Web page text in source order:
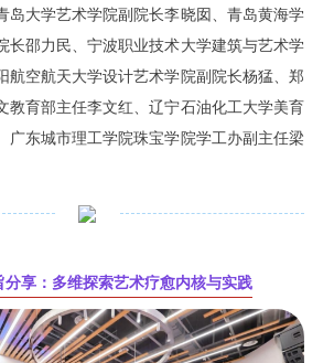
岛大学艺术学院副院长李晓囡、青岛黄海学
长邵力民、宁波职业技术大学建筑与艺术学
航空航天大学设计艺术学院副院长杨猛、郑
教育部主任李文红、辽宁石油化工大学美育
广东城市理工学院珠宝学院学工办副主任梁
分享：多维探索艺术疗愈内核与实践